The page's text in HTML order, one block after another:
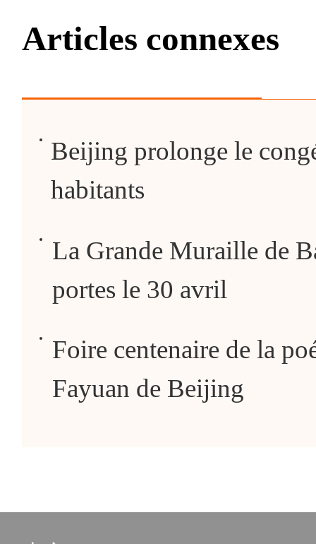
Articles connexes
Beijing prolonge le
habitants
La Grande Muraille de
portes le 30 avril
Foire centenaire de la
Fayuan de Beijing